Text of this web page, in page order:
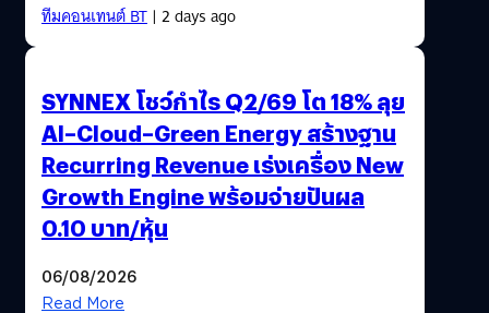
ทีมคอนเทนต์ BT| 2 days ago
SYNNEX โชว์กำไร Q2/69 โต 18% ลุย
AI–Cloud–Green Energy สร้างฐาน
Recurring Revenue เร่งเครื่อง New
Growth Engine พร้อมจ่ายปันผล
0.10 บาท/หุ้น
06/08/2026
Read More